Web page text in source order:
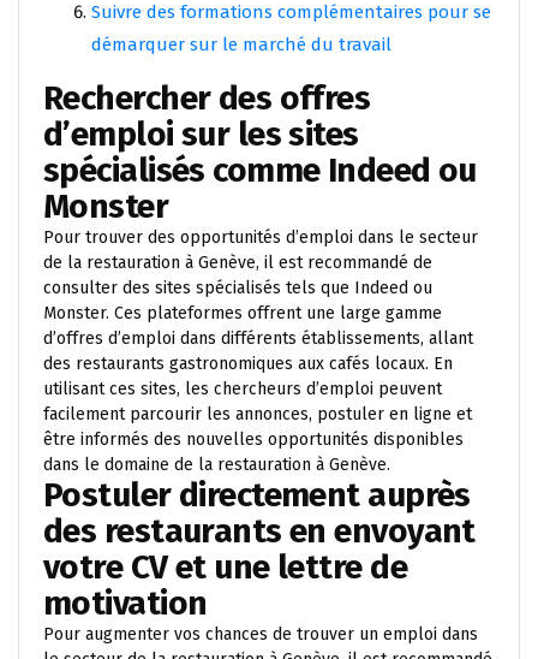
Suivre des formations complémentaires pour se
démarquer sur le marché du travail
Rechercher des offres
d’emploi sur les sites
spécialisés comme Indeed ou
Monster
Pour trouver des opportunités d’emploi dans le secteur
de la restauration à Genève, il est recommandé de
consulter des sites spécialisés tels que Indeed ou
Monster. Ces plateformes offrent une large gamme
d’offres d’emploi dans différents établissements, allant
des restaurants gastronomiques aux cafés locaux. En
utilisant ces sites, les chercheurs d’emploi peuvent
facilement parcourir les annonces, postuler en ligne et
être informés des nouvelles opportunités disponibles
dans le domaine de la restauration à Genève.
Postuler directement auprès
des restaurants en envoyant
votre CV et une lettre de
motivation
Pour augmenter vos chances de trouver un emploi dans